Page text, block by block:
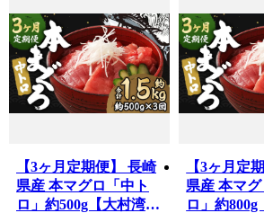
主な特産品には、江戸時代から続く
う」、今では県内でも有数の産地と
やかな傾斜地でたっぷりの光を浴び
「びわ」、波が穏やかで海底が砂質
る「ナマコ」などがあります。
【3ヶ月定期便】 長崎
県産 本マグロ「中ト
ロ」約500g【大村湾漁
【3ヶ月定
県産 本マグ
ロ」約